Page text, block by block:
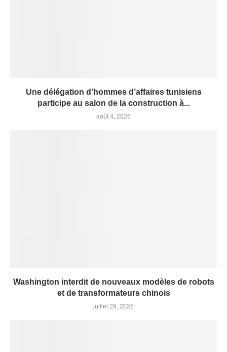
Une délégation d’hommes d’affaires tunisiens
participe au salon de la construction à...
août 4, 2026
Washington interdit de nouveaux modèles de robots
et de transformateurs chinois
juillet 29, 2026